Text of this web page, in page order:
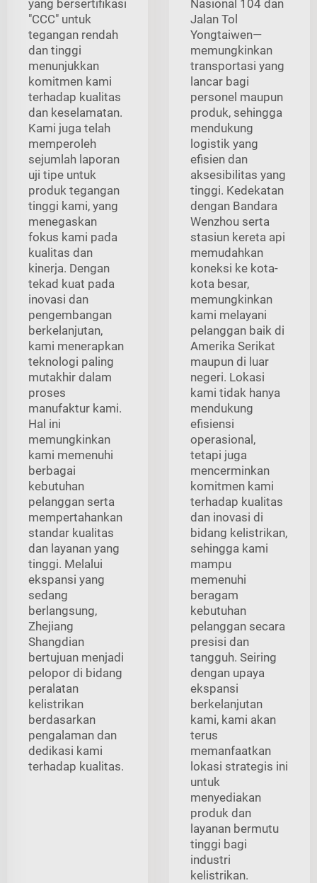
yang bersertifikasi
"CCC" untuk
tegangan rendah
dan tinggi
menunjukkan
komitmen kami
terhadap kualitas
dan keselamatan.
Kami juga telah
memperoleh
sejumlah laporan
uji tipe untuk
produk tegangan
tinggi kami, yang
menegaskan
fokus kami pada
kualitas dan
kinerja. Dengan
tekad kuat pada
inovasi dan
pengembangan
berkelanjutan,
kami menerapkan
teknologi paling
mutakhir dalam
proses
manufaktur kami.
Hal ini
memungkinkan
kami memenuhi
berbagai
kebutuhan
pelanggan serta
mempertahankan
standar kualitas
dan layanan yang
tinggi. Melalui
ekspansi yang
sedang
berlangsung,
Zhejiang
Shangdian
bertujuan menjadi
pelopor di bidang
peralatan
kelistrikan
berdasarkan
pengalaman dan
dedikasi kami
terhadap kualitas.
Nasional 104 dan
Jalan Tol
Yongtaiwen—
memungkinkan
transportasi yang
lancar bagi
personel maupun
produk, sehingga
mendukung
logistik yang
efisien dan
aksesibilitas yang
tinggi. Kedekatan
dengan Bandara
Wenzhou serta
stasiun kereta api
memudahkan
koneksi ke kota-
kota besar,
memungkinkan
kami melayani
pelanggan baik di
Amerika Serikat
maupun di luar
negeri. Lokasi
kami tidak hanya
mendukung
efisiensi
operasional,
tetapi juga
mencerminkan
komitmen kami
terhadap kualitas
dan inovasi di
bidang kelistrikan,
sehingga kami
mampu
memenuhi
beragam
kebutuhan
pelanggan secara
presisi dan
tangguh. Seiring
dengan upaya
ekspansi
berkelanjutan
kami, kami akan
terus
memanfaatkan
lokasi strategis ini
untuk
menyediakan
produk dan
layanan bermutu
tinggi bagi
industri
kelistrikan.